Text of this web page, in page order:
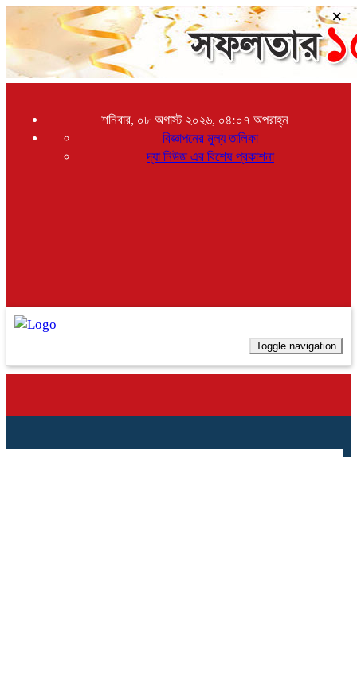
×
শনিবার, ০৮ অগাস্ট ২০২৬, ০৪:০৭ অপরাহ্ন
বিজ্ঞাপনের মূল্য তালিকা
দ্যা নিউজ এর বিশেষ প্রকাশনা
Toggle navigation